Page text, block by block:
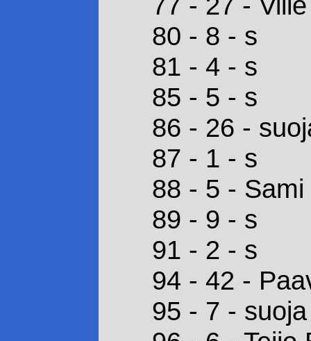
80 - 8 - s
81 - 4 - s
85 - 5 - s
86 - 26 -
87 - 1 - s
88 - 5 -
89 - 9 - s
91 - 2 - s
94 - 42 -
95 - 7 - suoja